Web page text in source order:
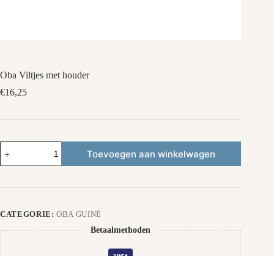
Oba Viltjes met houder
€16,25
Viltjes
met
aantal
Toevoegen aan winkelwagen
CATEGORIE:OBA GUINÉ
Betaalmethoden